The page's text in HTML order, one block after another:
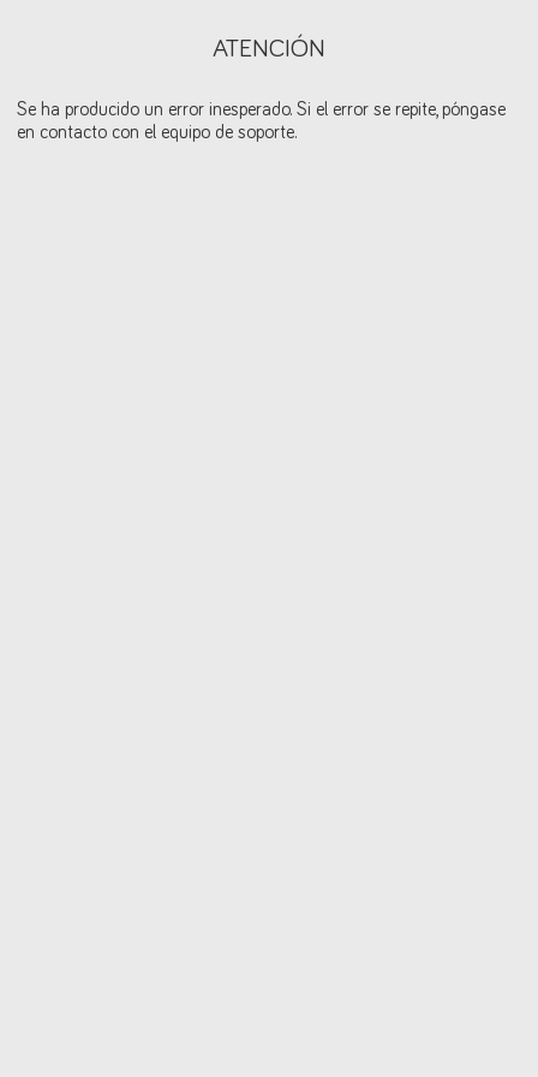
ATENCIÓN
Se ha producido un error inesperado. Si el error se repite, póngase
en contacto con el equipo de soporte.